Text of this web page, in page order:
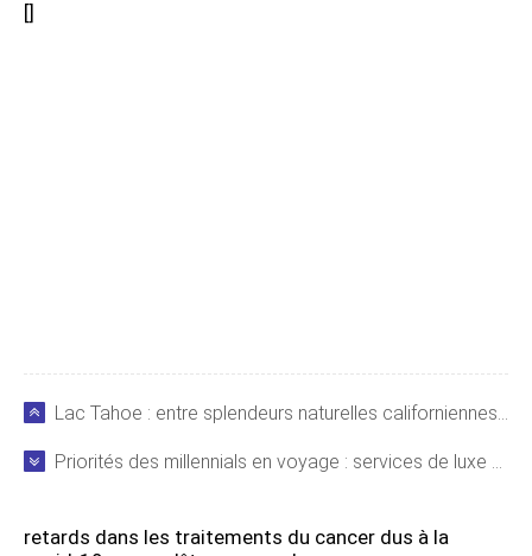
[]
Lac Tahoe : entre splendeurs naturelles californiennes et casinos du Nevada
Priorités des millennials en voyage : services de luxe et proximité des transports en commun
retards dans les traitements du cancer dus à la